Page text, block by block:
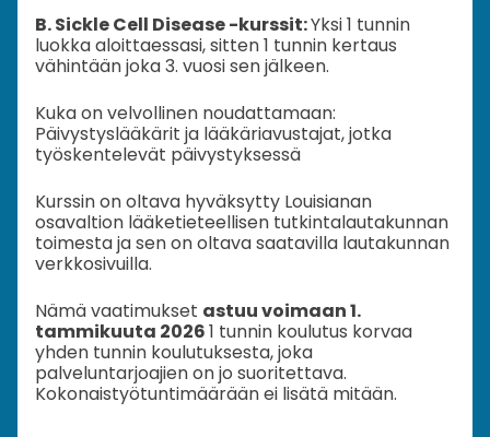
B. Sickle Cell Disease -kurssit:Yksi 1 tunnin
luokka aloittaessasi, sitten 1 tunnin kertaus
vähintään joka 3. vuosi sen jälkeen.
Kuka on velvollinen noudattamaan:
Päivystyslääkärit ja lääkäriavustajat, jotka
työskentelevät päivystyksessä
Kurssin on oltava hyväksytty Louisianan
osavaltion lääketieteellisen tutkintalautakunnan
toimesta ja sen on oltava saatavilla lautakunnan
verkkosivuilla.
Nämä vaatimukset astuu voimaan 1.
tammikuuta 20261 tunnin koulutus korvaa
yhden tunnin koulutuksesta, joka
palveluntarjoajien on jo suoritettava.
Kokonaistyötuntimäärään ei lisätä mitään.